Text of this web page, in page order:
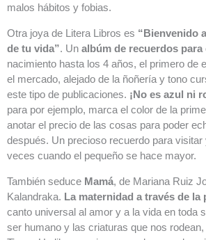
malos hábitos y fobias.
Otra joya de Litera Libros es “Bienvenido
de tu vida”. Un albúm de recuerdos para
nacimiento hasta los 4 años, el primero de
el mercado, alejado de la ñoñería y tono
este tipo de publicaciones. ¡No es azul ni
para por ejemplo, marca el color de la
anotar el precio de las cosas para poder
después. Un precioso recuerdo para
veces cuando el pequeño se hace mayor.
También seduce Mamá, de Mariana Ruiz
Kalandraka. La maternidad a través de la
canto universal al amor y a la vida en toda
ser humano y las criaturas que nos